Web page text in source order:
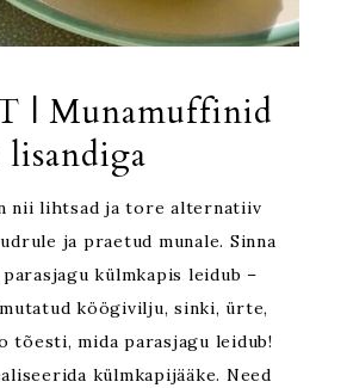
| Munamuffinid
nii lihtsad ja tore alternatiiv
ja praetud munale. Sinna
külmkapis leidub –
köögivilju, sinki, ürte,
tõesti, mida parasjagu leidub!
külmkapijääke. Need